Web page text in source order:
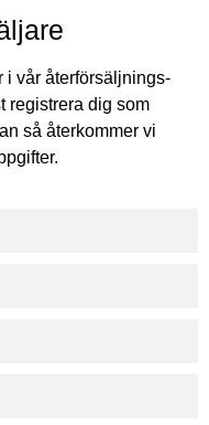
i vår återförsäljnings-
registrera dig som
så återkommer vi